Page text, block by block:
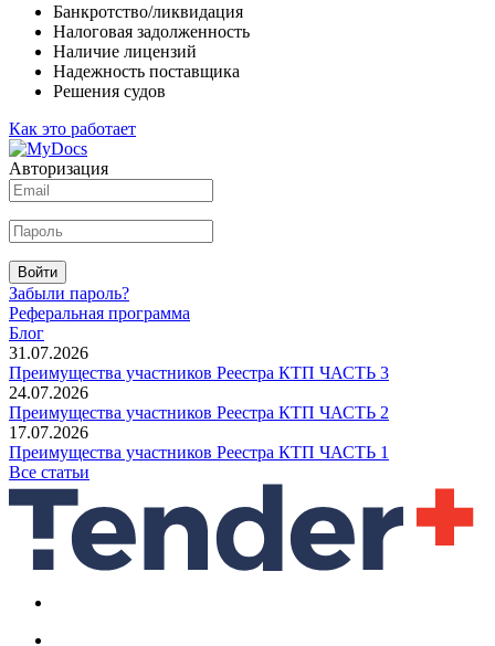
Банкротство/ликвидация
Налоговая задолженность
Наличие лицензий
Надежность поставщика
Решения судов
Как это работает
Авторизация
Войти
Забыли пароль?
Реферальная программа
Блог
31.07.2026
Преимущества участников Реестра КТП ЧАСТЬ 3
24.07.2026
Преимущества участников Реестра КТП ЧАСТЬ 2
17.07.2026
Преимущества участников Реестра КТП ЧАСТЬ 1
Все статьи